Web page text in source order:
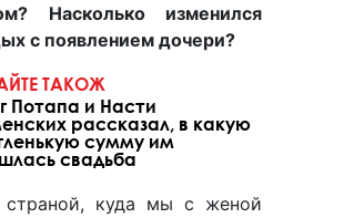
Насколько изменился
с появлением дочери?
ТАКОЖ
Потапа и Насти
рассказал, в какую
сумму им
свадьба
страной, куда мы с женой